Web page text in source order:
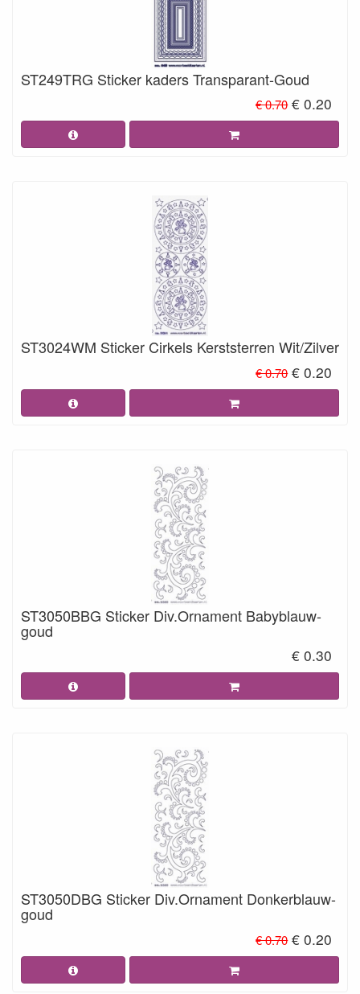
ST249TRG Sticker kaders Transparant-Goud
€ 0.70 € 0.20
ST3024WM Sticker Cirkels Kerststerren Wit/Zilver
€ 0.70 € 0.20
ST3050BBG Sticker Div.Ornament Babyblauw-
goud
€ 0.30
ST3050DBG Sticker Div.Ornament Donkerblauw-
goud
€ 0.70 € 0.20